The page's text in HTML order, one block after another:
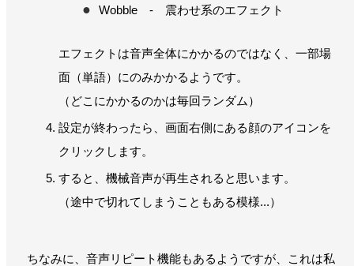
Wobble - 震わせ系のエフェクト
エフェクトは音声全体にかかるのではなく、一部場
面（単語）にのみかかるようです。
（どこにかかるのかは毎回ランダム）
設定が終わったら、画面右側にある顔のアイコンを
クリックします。
すると、機械音声が再生されると思います。
（途中で切れてしまうこともある模様...）
ちなみに、音声リピート機能もあるようですが、これは私